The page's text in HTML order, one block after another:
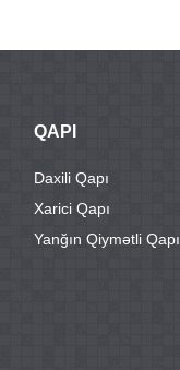
QAPI
Daxili Qapı
Xarici Qapı
Yanğın Qiymətli Qapı